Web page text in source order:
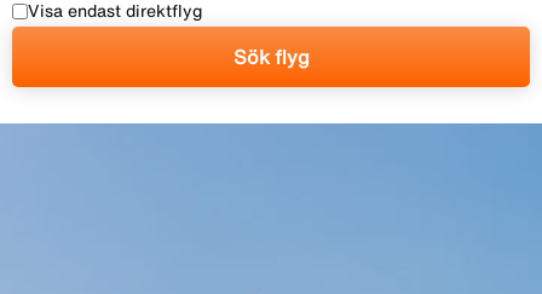
Visa endast direktflyg
Sök flyg